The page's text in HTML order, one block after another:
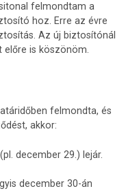
felmondtam a
hoz. Erre az évre
Az új biztosítónál
is köszönöm.
felmondta, és
akkor:
december 29.) lejár.
december 30-án